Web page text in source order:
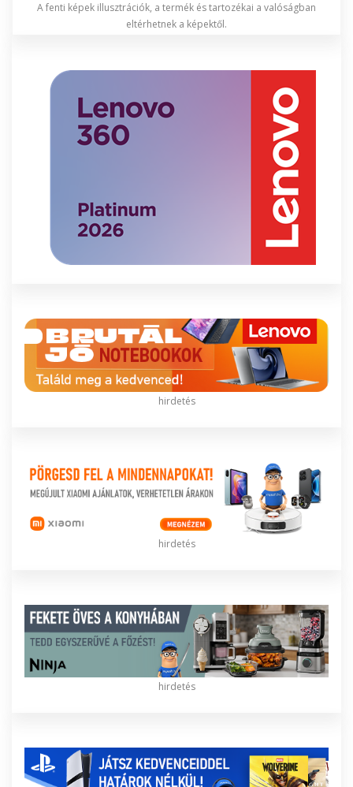
A fenti képek illusztrációk, a termék és tartozékai a valóságban
eltérhetnek a képektől.
hirdetés
hirdetés
hirdetés